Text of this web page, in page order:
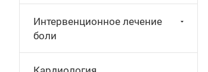
Интервенционное лечение
боли